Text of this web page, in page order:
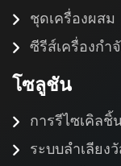
ชุดเครื่องผสม
ซีรีส์เครื่องก
โซลูชัน
การรีไซเคิลชิ้
ระบบลำเลียง